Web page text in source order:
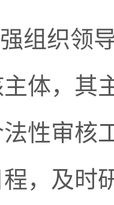
强组织领
体，其
性审核
，及时